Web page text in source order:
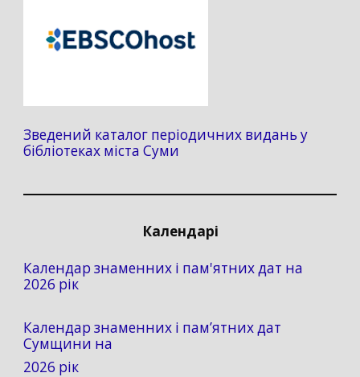
Зведений каталог періодичних видань у
бібліотеках міста Суми
Календарі
Календар знаменних і пам'ятних дат на
2026 рік
Календар знаменних і пам’ятних дат
Сумщини на
2026 рік